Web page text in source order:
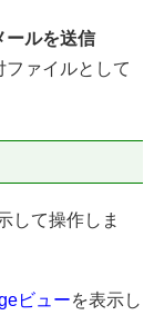
ールを送信
ァイルとして
して操作しま
ビューを表示し